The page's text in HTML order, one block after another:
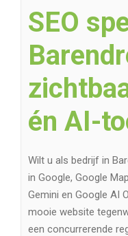
SEO
én AI-
Wilt u als bedrijf in
in Google, Google
Gemini en Google AI
mooie website
een concurrerende